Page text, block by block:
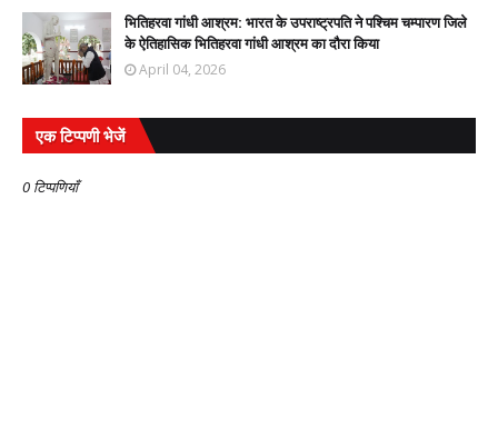
भितिहरवा गांधी आश्रम: भारत के उपराष्ट्रपति ने पश्चिम चम्पारण जिले
के ऐतिहासिक भितिहरवा गांधी आश्रम का दौरा किया
April 04, 2026
एक टिप्पणी भेजें
0 टिप्पणियाँ